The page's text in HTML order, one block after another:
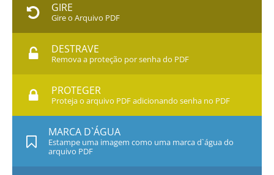
GIRE
Gire o Arquivo PDF
DESTRAVE
Remova a proteção por senha do PDF
PROTEGER
Proteja o arquivo PDF adicionando senha no PDF
MARCA D`ÁGUA
Estampe uma imagem como uma marca d`água do
arquivo PDF